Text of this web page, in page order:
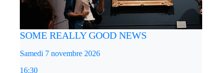
SOME REALLY GOOD NEWS
Samedi 7 novembre 2026
16:30